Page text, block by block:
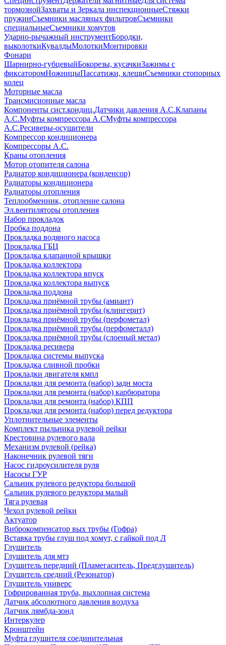
тормознойЗахваты и Зеркала инспекционныеСтяжки
пружинСъемники масляных фильтровСъемники
специальныеСъемники хомутов
Ударно-рычажный инструментБородки,
выколоткиКувалдыМолоткиМонтировки
Фонари
Шарнирно-губцевыйБокорезы, кусачкиЗажимы с
фиксаторомНожницыПассатижи, клещиСъемники стопорных
колец
Моторные масла
Трансмисионные масла
Компоненты сист.кондиц.Датчики давления А.С.Клапаны
А.С.Муфты компрессора А.СМуфты компрессора
А.С.Ресиверы-осушители
Компрессор кондиционера
Компрессоры А.С.
Краны отопления
Мотор отопителя салона
Радиатор кондиционера (конденсор)
Радиаторы кондиционера
Радиаторы отопления
Теплообменник, отопление салона
Эл.вентиляторы отопления
Набор прокладок
Пробка поддона
Прокладка водяного насоса
Прокладка ГБЦ
Прокладка клапанной крышки
Прокладка коллектора
Прокладка коллектора впуск
Прокладка коллектора выпуск
Прокладка поддона
Прокладка приёмной трубы (амиант)
Прокладка приёмной трубы (клингерит)
Прокладка приёмной трубы (перфометал)
Прокладка приёмной трубы (перфометалл)
Прокладка приёмной трубы (слоеный метал)
Прокладка ресивера
Прокладка системы выпуска
Прокладка сливной пробки
Прокладки двигателя кмпл
Прокладки для ремонта (набор) задн моста
Прокладки для ремонта (набор) карбюратора
Прокладки для ремонта (набор) КПП
Прокладки для ремонта (набор) перед редуктора
Уплотнительные элементы
Комплект пыльника рулевой рейки
Крестовина рулевого вала
Механизм рулевой (рейка)
Наконечник рулевой тяги
Насос гидроусилителя руля
Насосы ГУР
Сальник рулевого редуктора большой
Сальник рулевого редуктора малый
Тяга рулевая
Чехол рулевой рейки
Актуатор
Виброкомпенсатор вых трубы (Гофра)
Вставка трубы глуш под хомут, с гайкой под Л
Глушитель
Глушитель для мтз
Глушитель передний (Пламегаситель, Предглушитель)
Глушитель средний (Резонатор)
Глушитель универс
Гофрированная труба, выхлопная система
Датчик абсолютного давления воздуха
Датчик лямбда-зонд
Интеркулер
Кронштейн
Муфта глушителя соединительная